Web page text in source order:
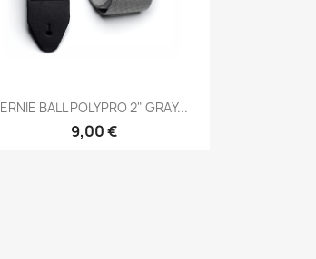
 Brzi pregled
ERNIE BALL POLYPRO 2" GRAY...
9,00 €